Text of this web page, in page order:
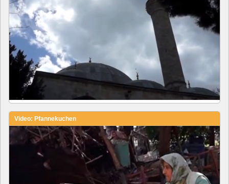
Video: Pfannekuchen